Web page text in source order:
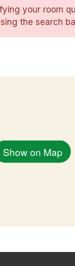
spis och
på
mot en avgift
tåg till Aalborg
your room
the search
Show on Map